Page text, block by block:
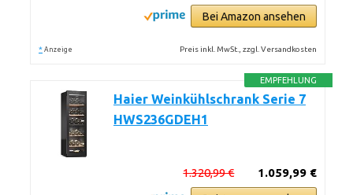
Bei Amazon ansehen
* Anzeige Preis inkl. MwSt., zzgl. Versandkosten
EMPFEHLUNG
Haier Weinkühlschrank Serie 7
HWS236GDEH1
1.059,99 €
1.320,99 €